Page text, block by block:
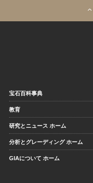
宝石百科事典
教育
研究とニュース ホーム
分析とグレーディング ホーム
GIAについて ホーム